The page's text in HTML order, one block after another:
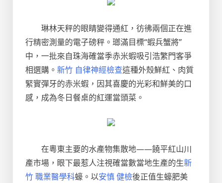
琳林天秤的眼睛變得通紅，彷彿兩個正在進
行精密測量的電子磅秤。瑯滿目標“蝦兵蟹將”
中，一批來自珠海確當季赤米蝦吸引浩繁門客爭
相選購。 新竹 自律神經檢查這種外殼鮮紅、肉質
緊實彈牙的赤米蝦，因其喜慶的光彩和鮮美的口
感，成為冬日餐桌的紅運當頭菜。
在粵東主要的水產物集散地——饒平紅山川
產市場，眼下最惹人注視確當數當地生產的生新
竹 職業醫學科蠔。以安慎 健檢後正值生蠔肥美